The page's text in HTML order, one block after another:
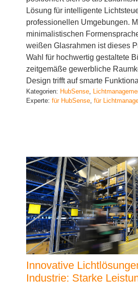
Lösung für intelligente
professionellen Umgebungen.
minimalistischen
weißen Glasrahmen ist dieses
Wahl für hochwertig gestaltete
zeitgemäße gewerbliche
Design trifft auf smarte
Kategorien: HubSense,
Experte: für HubSense, für
Innovative
Industrie: Starke